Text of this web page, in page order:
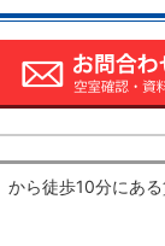
店の店舗情報
ら徒歩10分にあ